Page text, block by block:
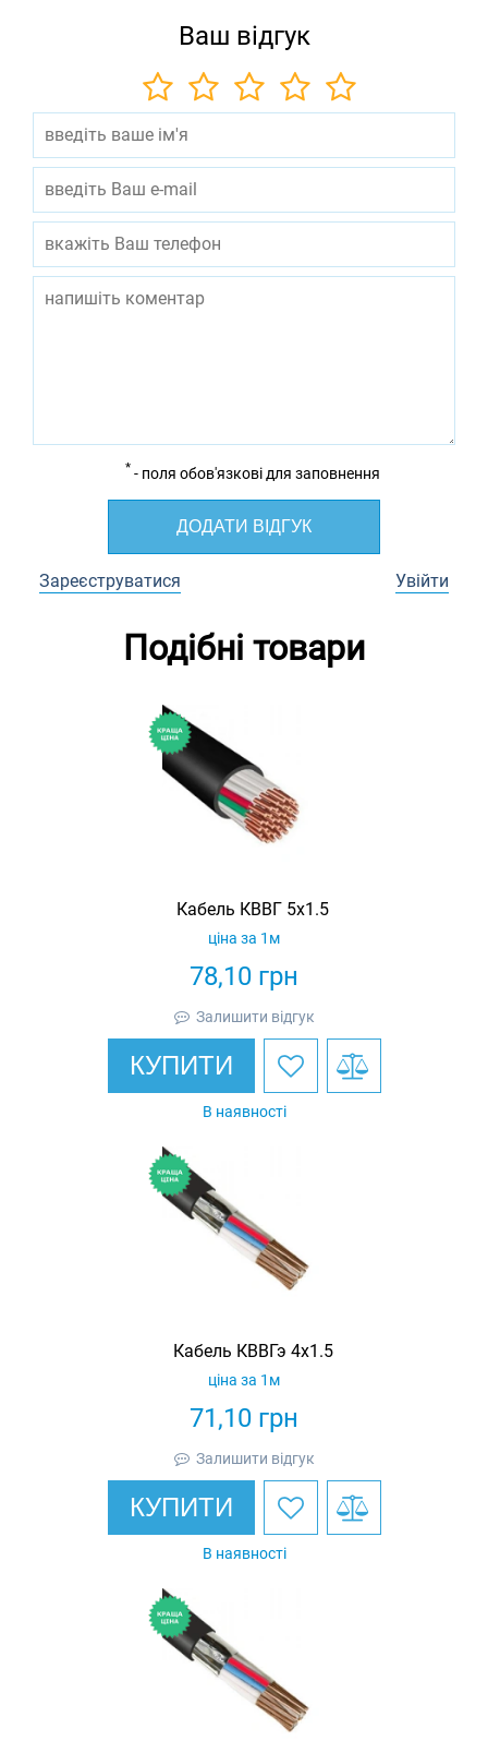
Ваш відгук
* - поля обов'язкові для заповнення
ДОДАТИ ВІДГУК
Зареєструватися Увійти
Подібні товари
Кабель КВВГ 5х1.5
78,10 грн
ціна за 1м
Залишити відгук
КУПИТИ
В наявності
Кабель КВВГэ 4х1.5
71,10 грн
ціна за 1м
Залишити відгук
КУПИТИ
В наявності